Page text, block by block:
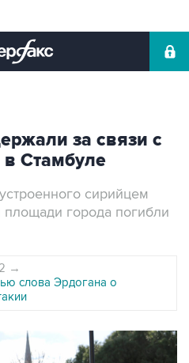
за связи с
в Стамбуле
сирийцем
города погибли
→
слова Эрдогана о